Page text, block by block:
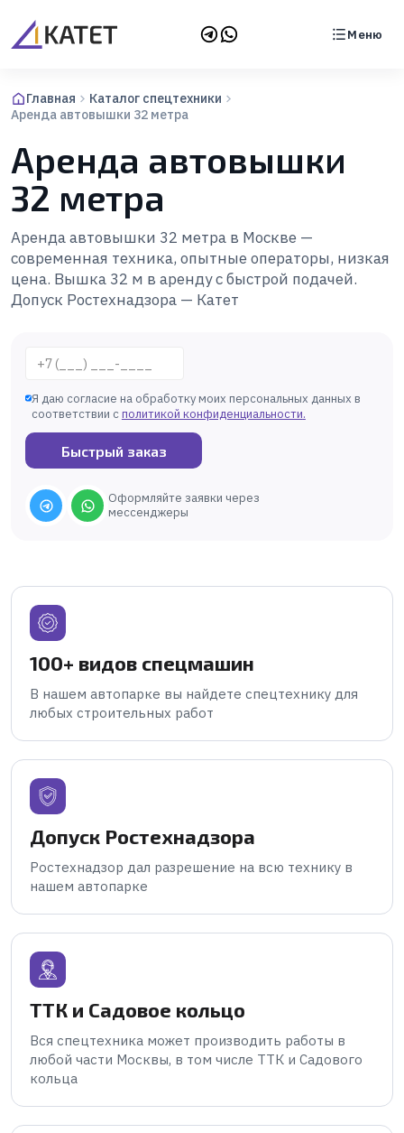
Меню
Главная
Каталог спецтехники
Аренда автовышки 32 метра
Аренда автовышки
32 метра
Аренда автовышки 32 метра в Москве —
современная техника, опытные операторы, низкая
цена. Вышка 32 м в аренду с быстрой подачей.
Допуск Ростехнадзора — Катет
Телефон
Я даю согласие на обработку моих персональных данных в
соответствии сполитикой конфиденциальности.
Быстрый заказ
Оформляйте заявки через
мессенджеры
100+ видов спецмашин
В нашем автопарке вы найдете спецтехнику для
любых строительных работ
Допуск Ростехнадзора
Ростехнадзор дал разрешение на всю технику в
нашем автопарке
ТТК и Садовое кольцо
Вся спецтехника может производить работы в
любой части Москвы, в том числе ТТК и Садового
кольца